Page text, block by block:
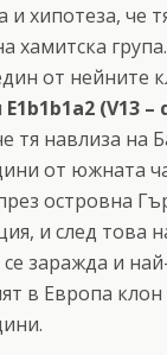
и хипотеза, че
хамитска
oт нейните
Е1b1b1а2 (V13
тя навлиза на
от южната
островна
и след това
заражда и
в Европа клон